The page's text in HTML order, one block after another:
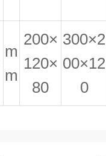
m
m
200×
120×
80
300×2
00×12
0